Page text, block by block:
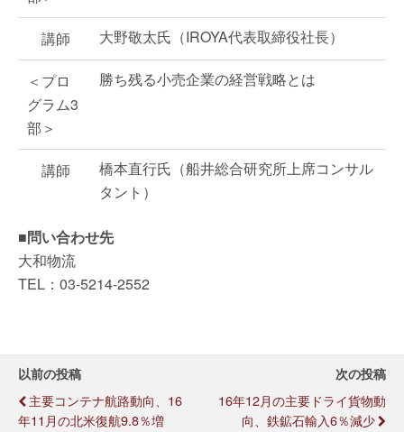
講師 大野敬太氏（IROYA代表取締役社長）
＜プロ
グラム3
部＞
勝ち残る小売企業の経営戦略とは
講師
橋本直行氏（船井総合研究所上席コンサル
タント）
■問い合わせ先
大和物流
TEL：03-5214-2552
以前の投稿
主要コンテナ航路動向、16
年11月の北米復航9.8％増
次の投稿
16年12月の主要ドライ貨物動
向、鉄鉱石輸入6％減少